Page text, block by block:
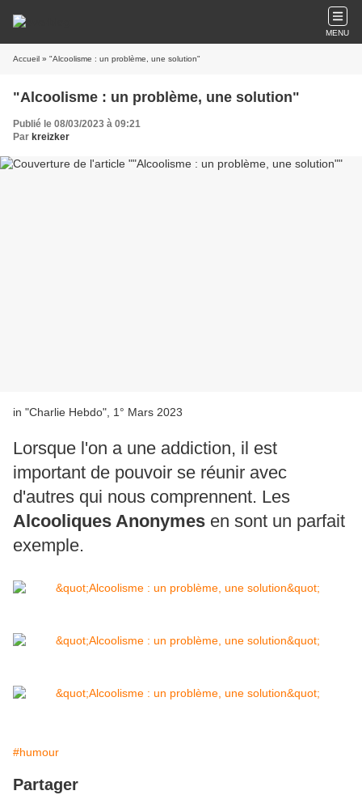
MENU
Accueil » "Alcoolisme : un problème, une solution"
"Alcoolisme : un problème, une solution"
Publié le 08/03/2023 à 09:21
Par kreizker
in "Charlie Hebdo", 1° Mars 2023
Lorsque l'on a une addiction, il est
important de pouvoir se réunir avec
d'autres qui nous comprennent. Les
Alcooliques Anonymes en sont un parfait
exemple.
#humour
Partager